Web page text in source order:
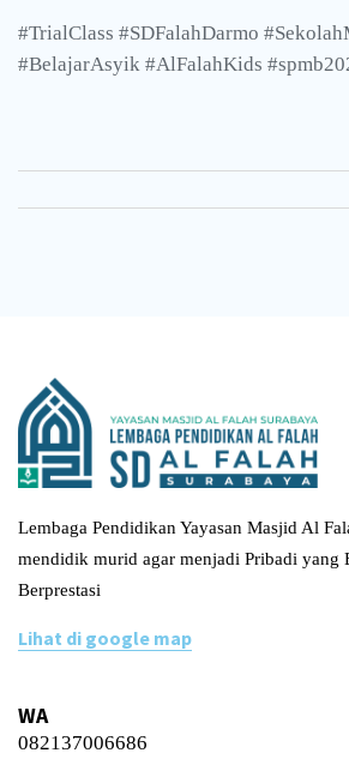
#TrialClass #SDFalahDarmo
#BelajarAsyik #AlFalahKids
Lembaga Pendidikan Yayasan Masjid Al
mendidik murid agar menjadi Pribadi yang
Berprestasi
Lihat di google map
WA
082137006686